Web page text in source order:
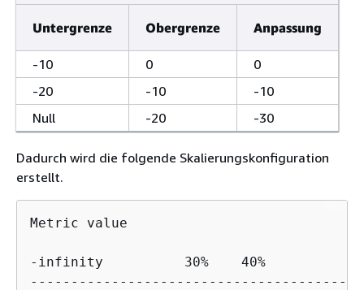
Untergrenze Obergrenze Anpassung
-10 0
0
-20
-10
-10
Null
-20 -30
Dadurch wird die folgende Skalierungskonfiguration
erstellt.
Metric value
-infinity          30%    40%